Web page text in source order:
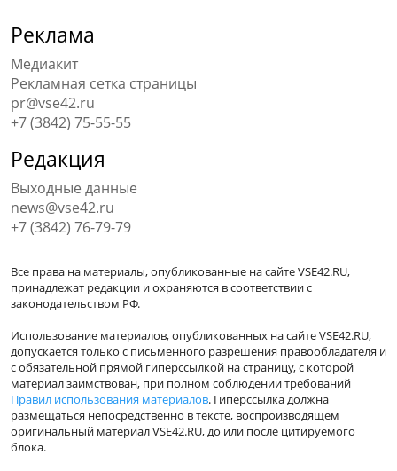
Реклама
Медиакит
Рекламная сетка страницы
pr@vse42.ru
+7 (3842) 75-55-55
Редакция
Выходные данные
news@vse42.ru
+7 (3842) 76-79-79
Все права на материалы, опубликованные на сайте VSE42.RU,
принадлежат редакции и охраняются в соответствии с
законодательством РФ.
Использование материалов, опубликованных на сайте VSE42.RU,
допускается только с письменного разрешения правообладателя и
с обязательной прямой гиперссылкой на страницу, с которой
материал заимствован, при полном соблюдении требований
Правил использования материалов. Гиперссылка должна
размещаться непосредственно в тексте, воспроизводящем
оригинальный материал VSE42.RU, до или после цитируемого
блока.